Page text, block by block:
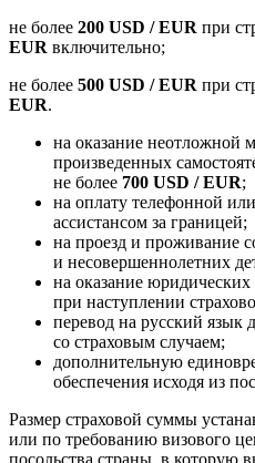
не более 200 USD / EUR при
EUR включительно;
не более 500 USD / EUR при
EUR.
на оказание
произведенных
не более 700 USD / EUR;
на оплату телефонной
ассистансом за границей;
на проезд и проживание
и несовершеннолетних
на оказание юридических
при наступлении
перевод на русский язык
со страховым случаем;
дополнительную
обеспечения исходя из
Размер страховой суммы
или по требованию визового
посольства страны, в которую